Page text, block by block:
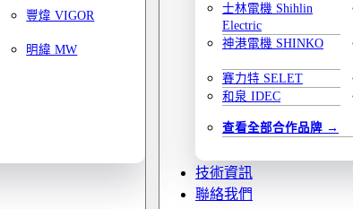
豐煒 VIGOR
明緯 MW
士林電機 Shihlin
Electric
神港電機 SHINKO
賽力特 SELET
和泉 IDEC
查看全部合作品牌
技術資訊
聯絡我們